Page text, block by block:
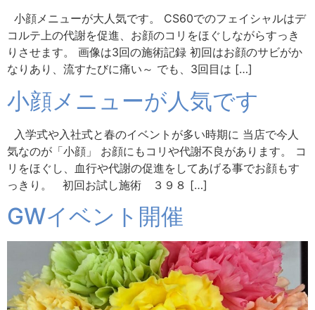
小顔メニューが大人気です。 CS60でのフェイシャルはデ
コルテ上の代謝を促進、お顔のコリをほぐしながらすっき
りさせます。 画像は3回の施術記録 初回はお顔のサビがか
なりあり、流すたびに痛い～ でも、3回目は […]
小顔メニューが人気です
入学式や入社式と春のイベントが多い時期に 当店で今人
気なのが「小顔」 お顔にもコリや代謝不良があります。 コ
リをほぐし、血行や代謝の促進をしてあげる事でお顔もす
っきり。 初回お試し施術 ３９８ […]
GWイベント開催